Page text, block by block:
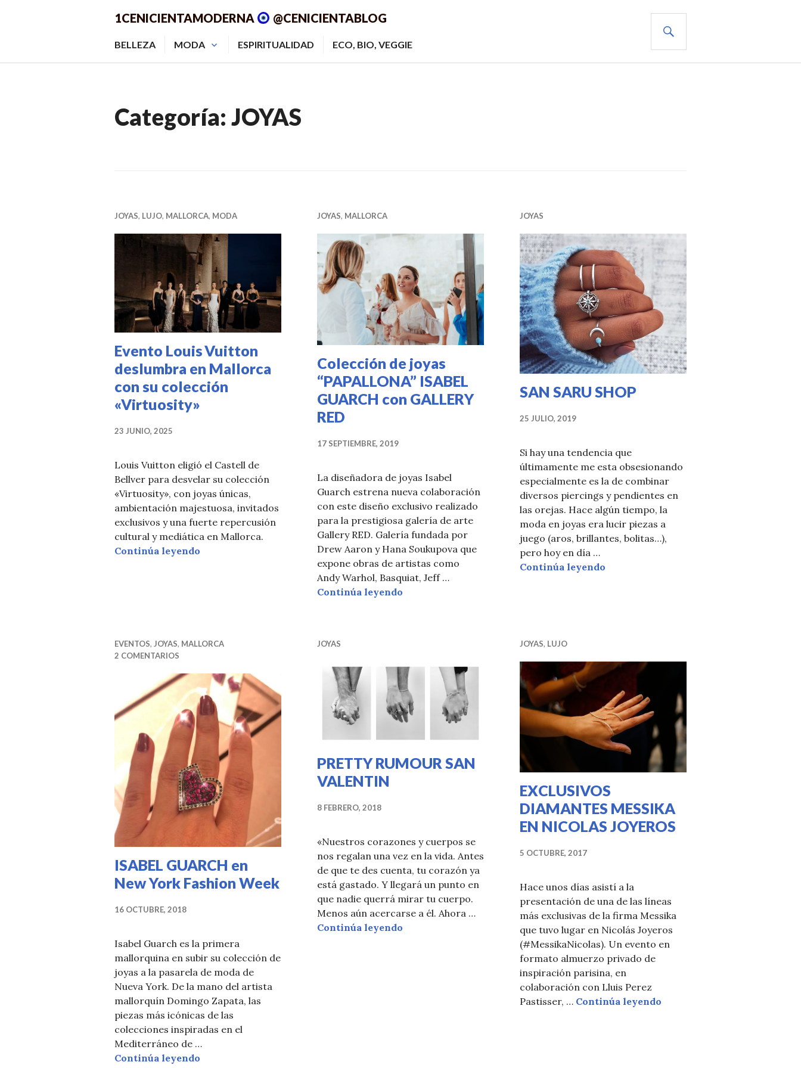
1CENICIENTAMODERNA @CENICIENTABLOG
BELLEZA MODA ESPIRITUALIDAD ECO, BIO, VEGGIE
Categoría: JOYAS
JOYAS, LUJO, MALLORCA, MODA
Evento Louis Vuitton
deslumbra en Mallorca
con su colección
«Virtuosity»
23 JUNIO, 2025
Louis Vuitton eligió el Castell de
Bellver para desvelar su colección
«Virtuosity», con joyas únicas,
ambientación majestuosa, invitados
exclusivos y una fuerte repercusión
cultural y mediática en Mallorca.
Continúa leyendo Evento Louis Vuitton deslumbra en Mallorca con su colección «Virtuosity»
JOYAS, MALLORCA
Colección de joyas
“PAPALLONA” ISABEL
GUARCH con GALLERY
RED
17 SEPTIEMBRE, 2019
La diseñadora de joyas Isabel
Guarch estrena nueva colaboración
con este diseño exclusivo realizado
para la prestigiosa galería de arte
Gallery RED. Galería fundada por
Drew Aaron y Hana Soukupova que
expone obras de artistas como
Andy Warhol, Basquiat, Jeff …
Continúa leyendo
JOYAS
SAN SARU SHOP
25 JULIO, 2019
Si hay una tendencia que
últimamente me esta obsesionando
especialmente es la de combinar
diversos piercings y pendientes en
las orejas. Hace algún tiempo, la
moda en joyas era lucir piezas a
juego (aros, brillantes, bolitas…),
pero hoy en día …
Continúa leyendo
EVENTOS, JOYAS, MALLORCA
2 COMENTARIOS
ISABEL GUARCH en
New York Fashion Week
16 OCTUBRE, 2018
Isabel Guarch es la primera
mallorquina en subir su colección de
joyas a la pasarela de moda de
Nueva York. De la mano del artista
mallorquín Domingo Zapata, las
piezas más icónicas de las
colecciones inspiradas en el
Mediterráneo de …
Continúa leyendo
JOYAS
PRETTY RUMOUR SAN
VALENTIN
8 FEBRERO, 2018
«Nuestros corazones y cuerpos se
nos regalan una vez en la vida. Antes
de que te des cuenta, tu corazón ya
está gastado. Y llegará un punto en
que nadie querrá mirar tu cuerpo.
Menos aún acercarse a él. Ahora …
Continúa leyendo PRETTY RUMOUR SAN VALENTIN
JOYAS, LUJO
EXCLUSIVOS
DIAMANTES MESSIKA
EN NICOLAS JOYEROS
5 OCTUBRE, 2017
Hace unos días asistí a la
presentación de una de las líneas
más exclusivas de la firma Messika
que tuvo lugar en Nicolás Joyeros
(#MessikaNicolas). Un evento en
formato almuerzo privado de
inspiración parisina, en
colaboración con Lluis Perez
Pastisser, … Continúa leyendo